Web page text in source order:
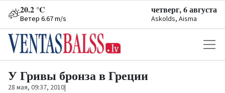
20.2 °C
Ветер 6.67 m/s
четверг, 6 августа
Askolds, Aisma
У Гривы бронза в Греции
28 мая, 09:37, 2010|